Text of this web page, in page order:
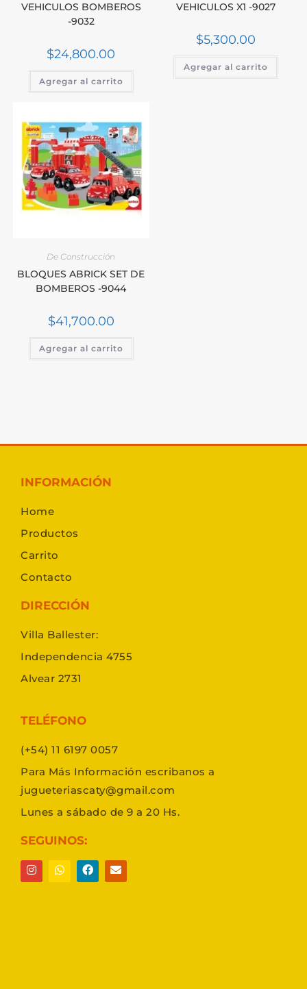
VEHICULOS BOMBEROS
-9032
$24,800.00
Agregar al carrito
VEHICULOS X1 -9027
$5,300.00
Agregar al carrito
De Construcción
BLOQUES ABRICK SET DE
BOMBEROS -9044
$41,700.00
Agregar al carrito
INFORMACIÓN
Home
Productos
Carrito
Contacto
DIRECCIÓN
Villa Ballester:
Independencia 4755
Alvear 2731
TELÉFONO
(+54) 11 6197 0057
Para Más Información escribanos a
jugueteriascaty@gmail.com
Lunes a sábado de 9 a 20 Hs.
SEGUINOS: